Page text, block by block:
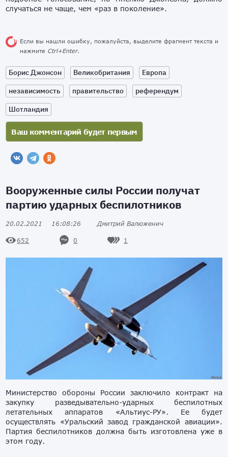
случаться не чаще, чем «раз в поколение».
Если вы нашли ошибку, пожалуйста, выделите фрагмент текста и
нажмите Ctrl+Enter.
Борис Джонсон Великобритания
Европа
независимость
правительство
референдум
Шотландия
Вооруженные силы России получат
партию ударных беспилотников
20.02.2021 16:08:26 Дмитрий Валюженич
652 0 1
Министерство обороны России заключило контракт на
закупку разведывательно-ударных беспилотных
летательных аппаратов «Альтиус-РУ». Ее будет
осуществлять «Уральский завод гражданской авиации».
Партия беспилотников должна быть изготовлена уже в
этом году.